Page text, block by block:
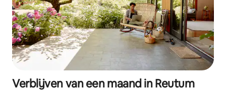
Verblijven van een maand in Reutum